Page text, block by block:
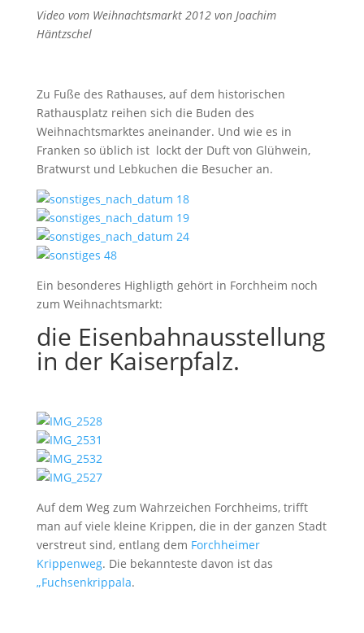
Video vom Weihnachtsmarkt 2012 von Joachim
Häntzschel
Zu Fuße des Rathauses, auf dem historischen
Rathausplatz reihen sich die Buden des
Weihnachtsmarktes aneinander. Und wie es in
Franken so üblich ist lockt der Duft von Glühwein,
Bratwurst und Lebkuchen die Besucher an.
Ein besonderes Highligth gehört in Forchheim noch
zum Weihnachtsmarkt:
die Eisenbahnausstellung
in der Kaiserpfalz.
Auf dem Weg zum Wahrzeichen Forchheims, trifft
man auf viele kleine Krippen, die in der ganzen Stadt
verstreut sind, entlang dem Forchheimer
Krippenweg. Die bekannteste davon ist das
„Fuchsenkrippala.